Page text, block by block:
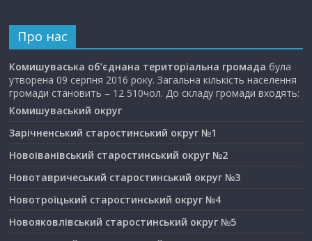
Про нас
Комишуваська об’єднана територіальна громада була
утворена 09 серпня 2016 року. Загальна кількість населення
громади становить – 12 510чол. До складу громади входять:
Комишуваський округ
Зарічненський старостинський округ №1
Новоіванівський старостинський округ №2
Новотавричеський старостинський округ №3
Новотроїцький старостинський округ №4
Новояковлівський старостинський округ №5